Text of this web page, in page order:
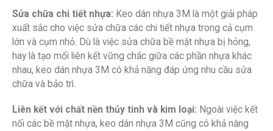
Sửa chữa chi tiết nhựa: Keo dán nhựa 3M là một giải pháp
xuất sắc cho việc sửa chữa các chi tiết nhựa trong cả cụm
lớn và cụm nhỏ. Dù là việc sửa chữa bề mặt nhựa bị hỏng,
hay là tạo mối liên kết vững chắc giữa các phần nhựa khác
nhau, keo dán nhựa 3M có khả năng đáp ứng nhu cầu sửa
chữa và bảo trì.
Liên kết với chất nền thủy tinh và kim loại: Ngoài việc kết
nối các bề mặt nhựa, keo dán nhựa 3M cũng có khả năng